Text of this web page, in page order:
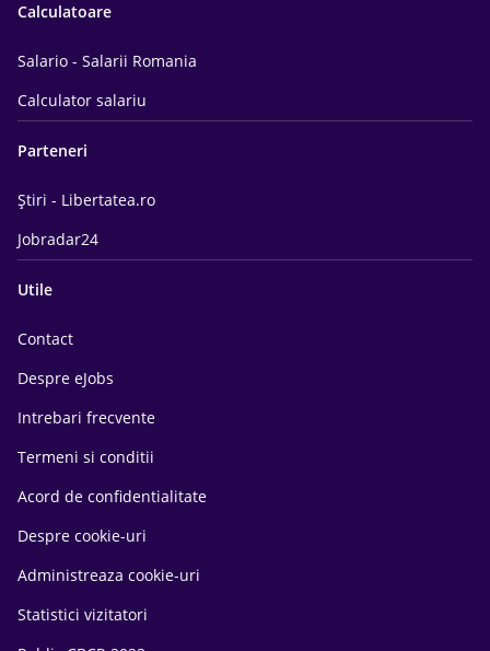
Calculatoare
Salario - Salarii Romania
Calculator salariu
Parteneri
Știri - Libertatea.ro
Jobradar24
Utile
Contact
Despre eJobs
Intrebari frecvente
Termeni si conditii
Acord de confidentialitate
Despre cookie-uri
Administreaza cookie-uri
Statistici vizitatori